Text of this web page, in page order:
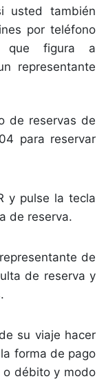
usted también
por teléfono
que figura a
representante
de reservas de
para reservar
y pulse la tecla
de reserva.
de
de reserva y
su viaje hacer
forma de pago
débito y modo